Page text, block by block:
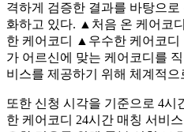
격하게 검증한 결과를 바탕으
화하고 있다. ▲처음 온 케어코
한 케어코디 ▲우수한 케어코
가 어르신에 맞는 케어코디를
비스를 제공하기 위해 체계적으
또한 신청 시각을 기준으로 4시
한 케어코디 24시간 매칭 서비